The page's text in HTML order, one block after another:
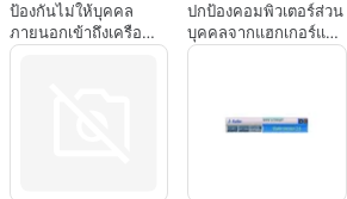
ป้องกันไม่ให้บุคคล
ภายนอกเข้าถึงเครือ
ข่ายของคุณ
ปกป้องคอมพิวเตอร์ส่วน
บุคคลจากแฮกเกอร์และ
การใช้ในทางที่ผิด